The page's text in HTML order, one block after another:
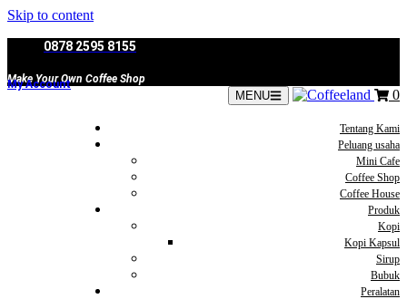
Skip to content
0878 2595 8155
Make Your Own Coffee Shop
My Account
MENU 0
Tentang Kami
Peluang usaha
Mini Cafe
Coffee Shop
Coffee House
Produk
Kopi
Kopi Kapsul
Sirup
Bubuk
Peralatan